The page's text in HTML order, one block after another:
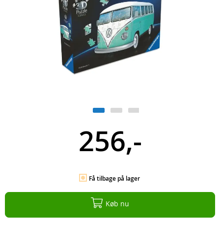
256,-
Få tilbage på lager
Køb nu